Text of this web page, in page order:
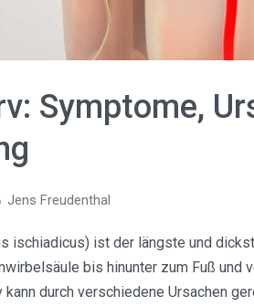
Symptome,
Jens Freudenthal
ischiadicus) ist der längste und
bis hinunter zum Fuß und
kann durch verschiedene Ursachen